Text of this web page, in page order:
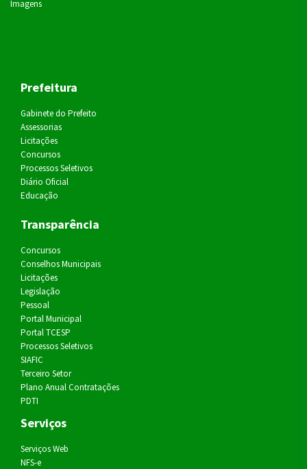
Imagens
Prefeitura
Gabinete do Prefeito
Assessorias
Licitações
Concursos
Processos Seletivos
Diário Oficial
Educação
Transparência
Concursos
Conselhos Municipais
Licitações
Legislação
Pessoal
Portal Municipal
Portal TCESP
Processos Seletivos
SIAFIC
Terceiro Setor
Plano Anual Contratações
PDTI
Serviços
Serviços Web
NFS-e